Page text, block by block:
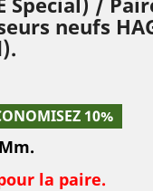
neufs
10%
la paire.